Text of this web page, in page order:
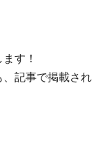
す！
、記事で掲載され